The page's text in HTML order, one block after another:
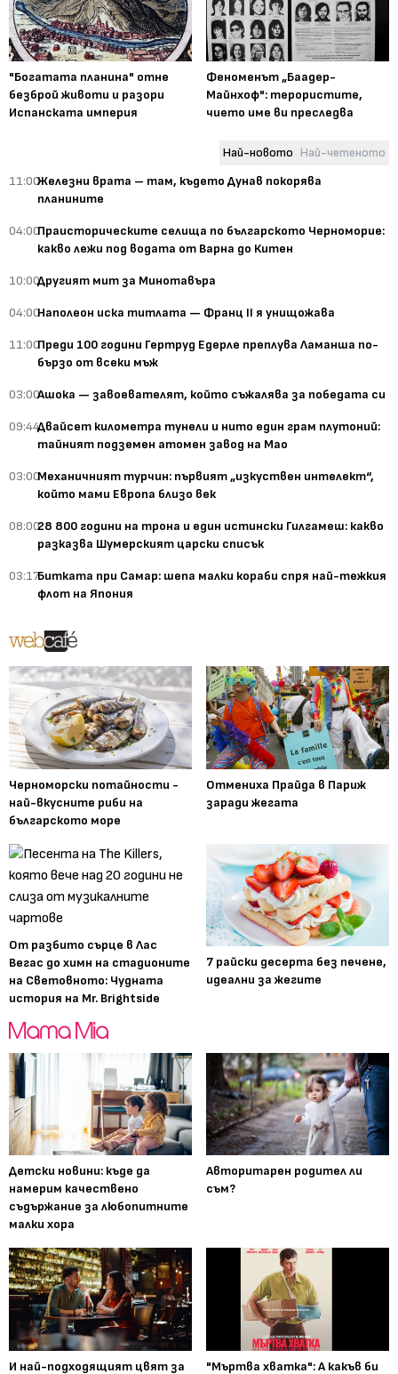
"Богатата планина" отне
безброй животи и разори
Испанската империя
Феноменът „Баадер-
Майнхоф": терористите,
чието име ви преследва
Най-новото Най-четеното
11:00Железни врата – там, където Дунав покорява
планините
04:00Праисторическите селища по българското Черноморие:
какво лежи под водата от Варна до Китен
10:00Другият мит за Минотавъра
04:00Наполеон иска титлата — Франц II я унищожава
11:00Преди 100 години Гертруд Едерле преплува Ламанша по-
бързо от всеки мъж
03:00Ашока — завоевателят, който съжалява за победата си
09:44Двайсет километра тунели и нито един грам плутоний:
тайният подземен атомен завод на Мао
03:00Механичният турчин: първият „изкуствен интелект“,
който мами Европа близо век
08:0028 800 години на трона и един истински Гилгамеш: какво
разказва Шумерският царски списък
03:17Битката при Самар: шепа малки кораби спря най-тежкия
флот на Япония
Черноморски потайности -
най-вкусните риби на
българското море
Отмениха Прайда в Париж
заради жегата
От разбито сърце в Лас
Вегас до химн на стадионите
на Световното: Чудната
история на Mr. Brightside
7 райски десерта без печене,
идеални за жегите
Детски новини: къде да
намерим качествено
съдържание за любопитните
малки хора
Авторитарен родител ли
съм?
И най-подходящият цвят за "Мъртва хватка": А какъв би